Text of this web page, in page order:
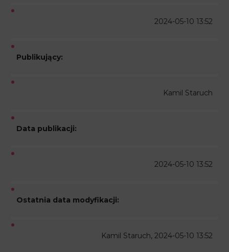
2024-05-10 13:52
Publikujący:
Kamil Staruch
Data publikacji:
2024-05-10 13:52
Ostatnia data modyfikacji:
Kamil Staruch, 2024-05-10 13:52